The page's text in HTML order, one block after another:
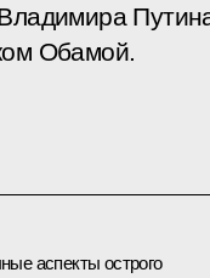
Обамой.
аспекты острого